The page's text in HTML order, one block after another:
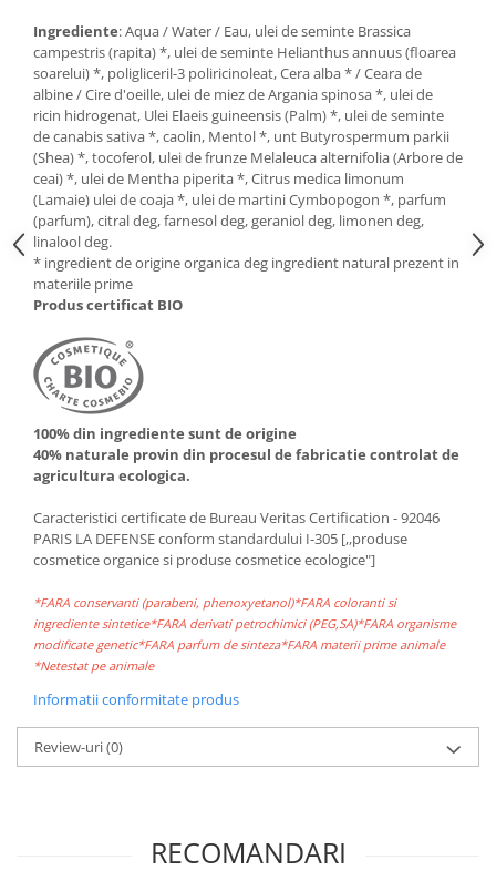
Ingrediente: Aqua / Water / Eau, ulei de seminte Brassica
campestris (rapita) *, ulei de seminte Helianthus annuus (floarea
soarelui) *, poligliceril-3 poliricinoleat, Cera alba * / Ceara de
albine / Cire d'oeille, ulei de miez de Argania spinosa *, ulei de
ricin hidrogenat, Ulei Elaeis guineensis (Palm) *, ulei de seminte
de canabis sativa *, caolin, Mentol *, unt Butyrospermum parkii
(Shea) *, tocoferol, ulei de frunze Melaleuca alternifolia (Arbore de
ceai) *, ulei de Mentha piperita *, Citrus medica limonum
(Lamaie) ulei de coaja *, ulei de martini Cymbopogon *, parfum
(parfum), citral deg, farnesol deg, geraniol deg, limonen deg,
linalool deg.
* ingredient de origine organica deg ingredient natural prezent in
materiile prime
Produs certificat BIO
100% din ingrediente sunt de origine
40% naturale provin din procesul de fabricatie controlat de
agricultura ecologica.
Caracteristici certificate de Bureau Veritas Certification - 92046
PARIS LA DEFENSE conform standardului I-305 [,,produse
cosmetice organice si produse cosmetice ecologice"]
*FARA conservanti (parabeni, phenoxyetanol)*FARA coloranti si
ingrediente sintetice*FARA derivati petrochimici (PEG,SA)*FARA organisme
modificate genetic*FARA parfum de sinteza*FARA materii prime animale
*Netestat pe animale
Informatii conformitate produs
Review-uri(0)
RECOMANDARI